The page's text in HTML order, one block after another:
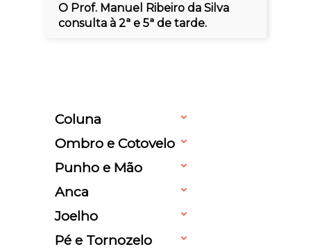
O Prof. Manuel Ribeiro da Silva
consulta à 2ª e 5ª de tarde.
Coluna
Ombro e Cotovelo
Punho e Mão
Anca
Joelho
Pé e Tornozelo